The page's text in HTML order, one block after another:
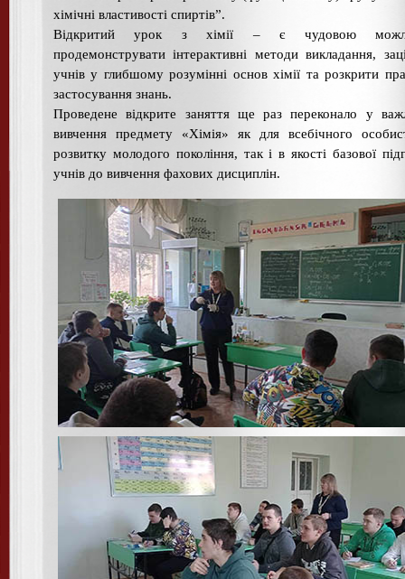
хімічні властивості спиртів”.
Відкритий урок з хімії – є чудовою
продемонструвати інтерактивні методи викладання,
учнів у глибшому розумінні основ хімії та розкрити
застосування знань.
Проведене відкрите заняття ще раз переконало у
вивчення предмету «Хімія» як для всебічного
розвитку молодого покоління, так і в якості базової
учнів до вивчення фахових дисциплін.